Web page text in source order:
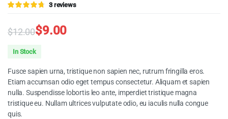
Valorado
en
3
puntuaciones
3reviews
$12.00
Original
was:
$12.00.
$9.00
Current
is:
$9.00.
In Stock
Fusce sapien urna, tristique non sapien nec, rutrum fringilla eros.
Etiam accumsan odio eget tempus consectetur. Aliquam et sapien
nulla. Suspendisse lobortis leo ante, imperdiet tristique magna
tristique eu. Nullam ultrices vulputate odio, eu iaculis nulla congue
quis.